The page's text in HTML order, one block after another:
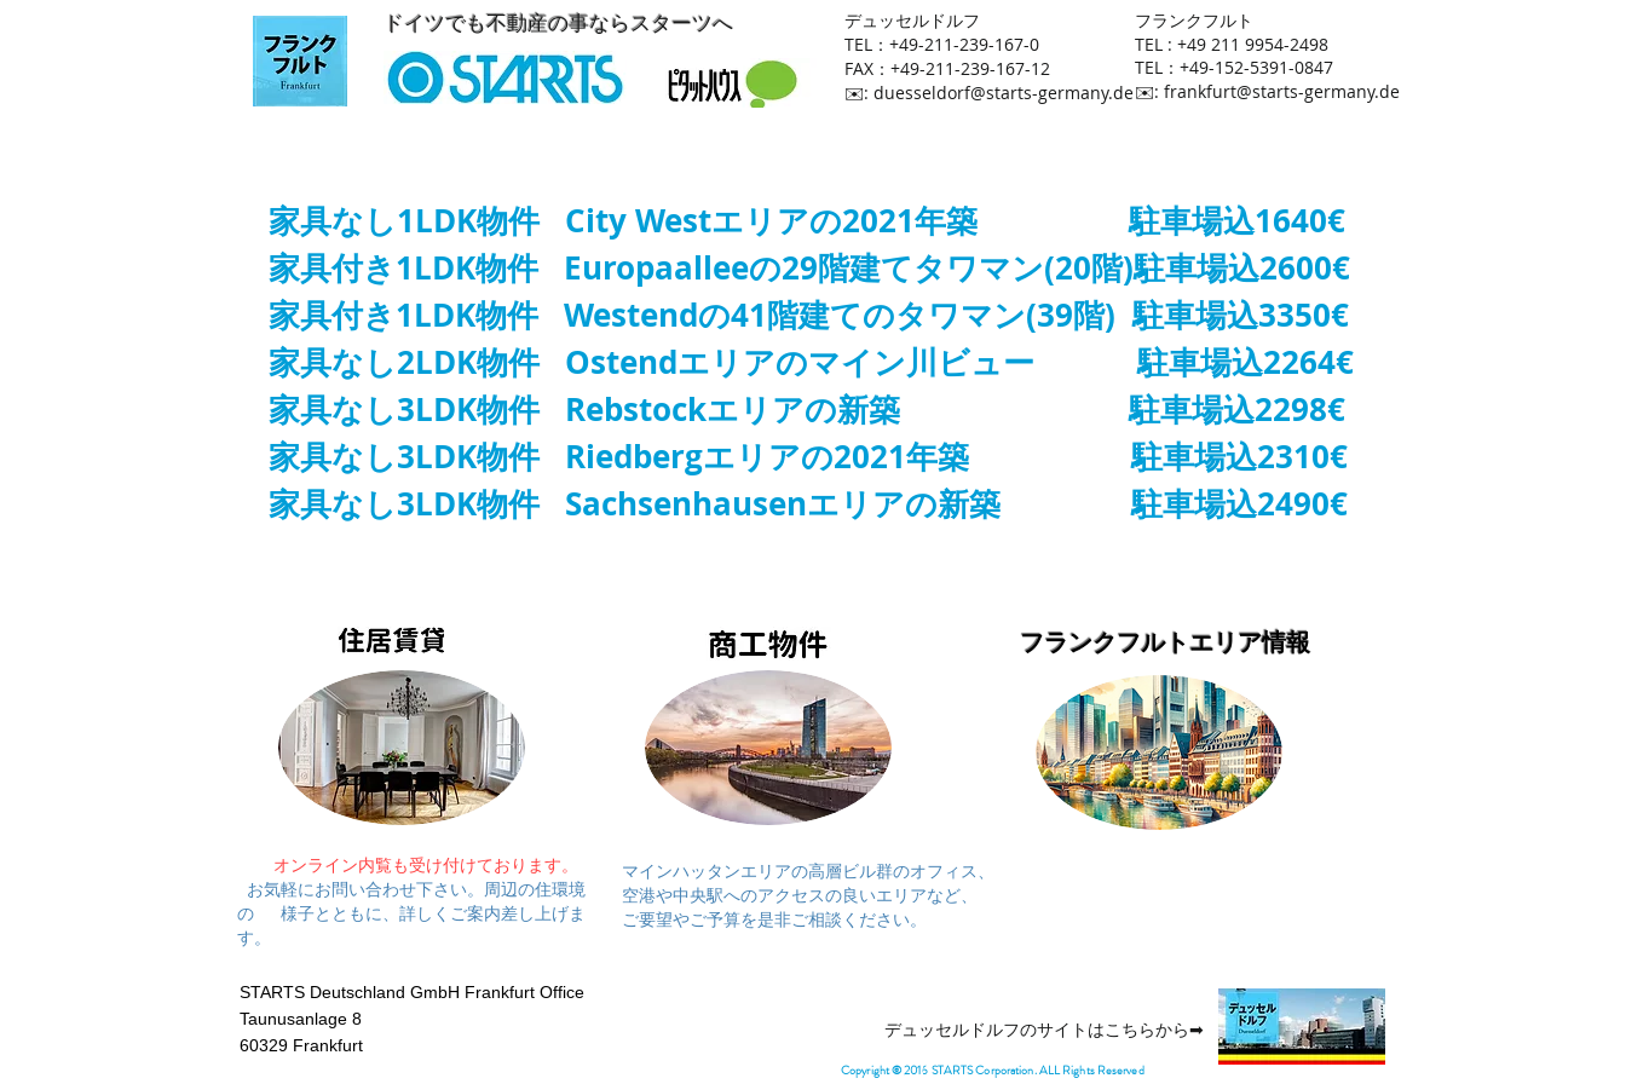
ドイツでも不動産の事ならスターツへ
​デュッセルドルフ
TEL：+49-211-239-167-0
FAX：+49-211-239-167-12
​✉️: duesseldorf@starts-germany.de
​フランクフルト
TEL : +49 211 9954-2498
TEL：+49-152-5391-0847
​✉️: frankfurt@starts-germany.de
​ 家具なし1LDK物件 City Westエリアの2021年築 駐車場込1640€
家具付き1LDK物件 Europaalleeの29階建てタワマン(20階)駐車場込2600€
家具付き1LDK物件 Westendの41階建てのタワマン(39階) 駐車場込3350€
​ 家具なし2LDK物件 Ostendエリアのマイン川ビュー 駐車場込2264€
​ 家具なし3LDK物件 Rebstockエリアの新築 駐車場込2298€
家具なし3LDK物件 Riedbergエリアの2021年築 駐車場込2310€
家具なし3LDK物件 Sachsenhausenエリアの新築 駐車場込2490€
オンライン内覧も受け付けております。
お気軽にお問い合わせ下さい。周辺の住環境
の 様子とともに、詳しくご案内差し上げま
す。
マインハッタンエリアの高層ビル群のオフィス、
空港や中央駅へのアクセスの良いエリアなど、
​ご要望やご予算を是非ご相談ください。
フランクフルトエリア情報
STARTS Deutschland GmbH Frankfurt Office
Taunusanlage 8
60329 Frankfurt
デュッセルドルフのサイトはこちらから➡
Copyright © 2016 STARTS Corporation. ALL Rights Reserved